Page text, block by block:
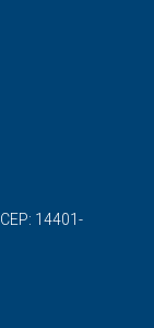
14401-